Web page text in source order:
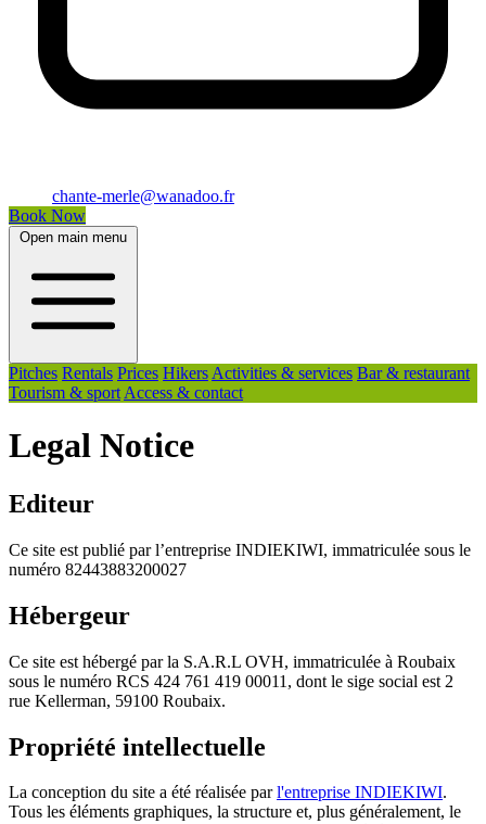
chante-merle@wanadoo.fr
Book Now
Open main menu
Pitches Rentals Prices Hikers Activities & services Bar & restaurant
Tourism & sport Access & contact
Legal Notice
Editeur
Ce site est publié par l’entreprise INDIEKIWI, immatriculée sous le
numéro 82443883200027
Hébergeur
Ce site est hébergé par la S.A.R.L OVH, immatriculée à Roubaix
sous le numéro RCS 424 761 419 00011, dont le sige social est 2
rue Kellerman, 59100 Roubaix.
Propriété intellectuelle
La conception du site a été réalisée parl'entreprise INDIEKIWI.
Tous les éléments graphiques, la structure et, plus généralement, le